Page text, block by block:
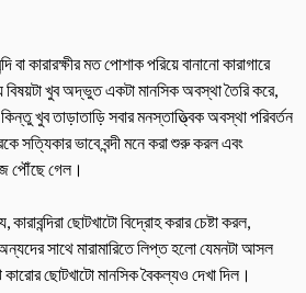
বা কারারক্ষীর মত পোশাক পরিয়ে বানানো কারাগারে
খুব অদ্ভুত একটা মানসিক অবস্থা তৈরি করে,
খুব তাড়াতাড়ি সবার মনস্তাত্ত্বিক অবস্থা পরিবর্তন
সত্যিকার ভাবে বন্দী মনে করা শুরু করল এবং
পৌঁছে গেল।
ছোটখাটো বিদ্রোহ করার চেষ্টা করল,
সাথে মারামারিতে লিপ্ত হলো যেমনটা আসল
কারোর ছোটখাটো মানসিক বৈকল্যও দেখা দিল।